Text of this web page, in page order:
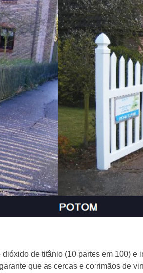
de titânio (10 partes em 100) e
que as cercas e corrimãos de